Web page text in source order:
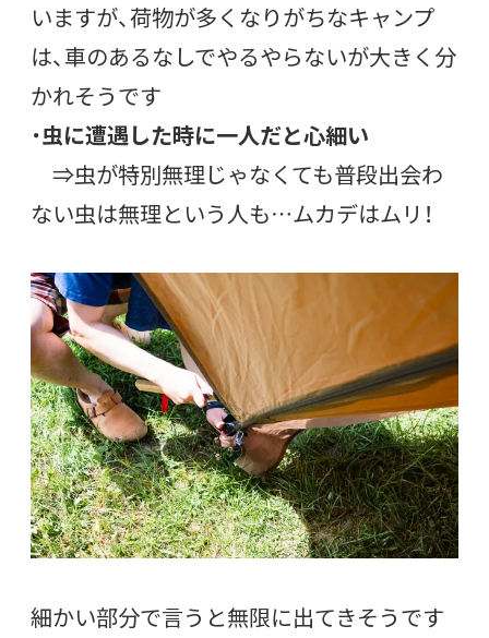
いますが、荷物が多くなりがちなキャンプ
は、車のあるなしでやるやらないが大きく分
かれそうです
・虫に遭遇した時に一人だと心細い
⇒虫が特別無理じゃなくても普段出会わ
ない虫は無理という人も…ムカデはムリ！
細かい部分で言うと無限に出てきそうです